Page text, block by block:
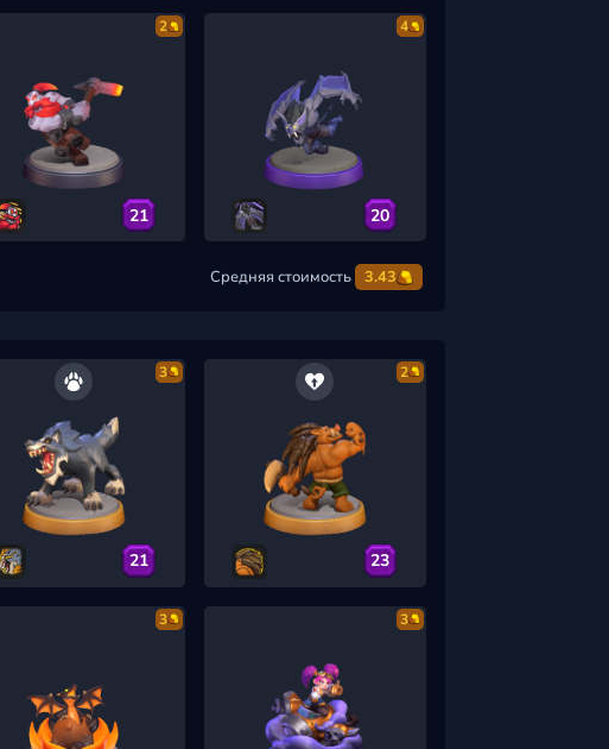
2
21
4
20
Средняя стоимость 3.43
3
21
2
23
3 3